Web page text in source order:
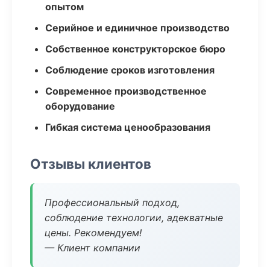
опытом
Серийное и единичное производство
Собственное конструкторское бюро
Соблюдение сроков изготовления
Современное производственное
оборудование
Гибкая система ценообразования
Отзывы клиентов
Профессиональный подход,
соблюдение технологии, адекватные
цены. Рекомендуем!
— Клиент компании